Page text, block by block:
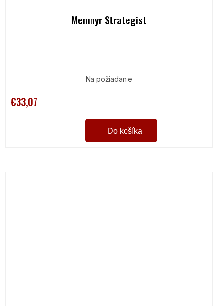
Memnyr Strategist
Na požiadanie
€33,07
Do košíka